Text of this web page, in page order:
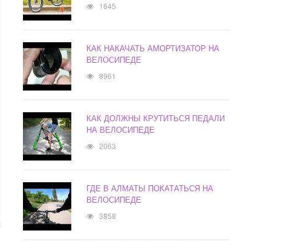
1645
КАК НАКАЧАТЬ АМОРТИЗАТОР НА
ВЕЛОСИПЕДЕ
8961
КАК ДОЛЖНЫ КРУТИТЬСЯ ПЕДАЛИ
НА ВЕЛОСИПЕДЕ
2063
ГДЕ В АЛМАТЫ ПОКАТАТЬСЯ НА
ВЕЛОСИПЕДЕ
3858